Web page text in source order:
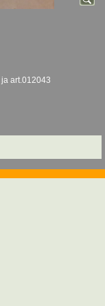
art.012043